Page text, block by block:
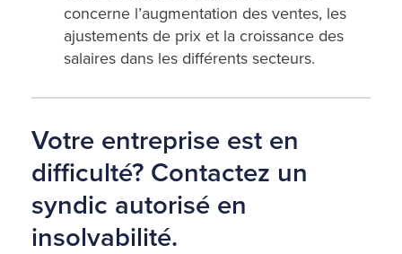
concerne l’augmentation des ventes, les
ajustements de prix et la croissance des
salaires dans les différents secteurs.
Votre entreprise est en
difficulté? Contactez un
syndic autorisé en
insolvabilité.